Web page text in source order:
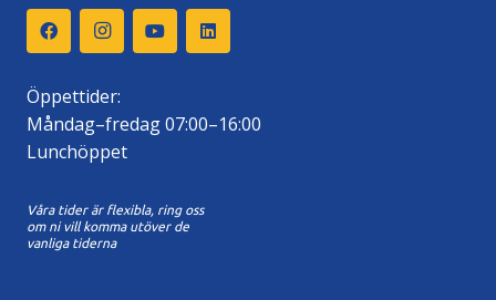
Öppettider:
Måndag–fredag 07:00–16:00
Lunchöppet
Våra tider är flexibla, ring oss
om ni vill komma utöver de
vanliga tiderna